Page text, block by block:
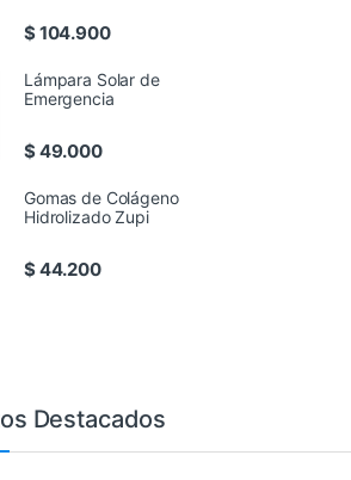
$104.900
Lámpara Solar de
Emergencia
$49.000
Gomas de Colágeno
Hidrolizado Zupi
$44.200
Destacados